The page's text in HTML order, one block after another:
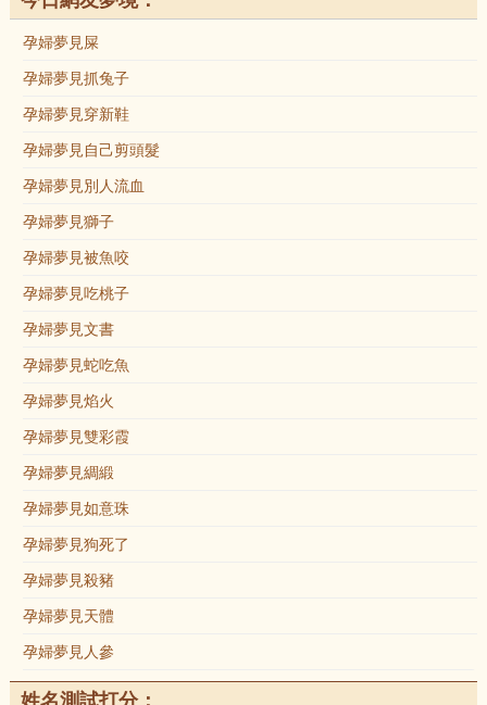
孕婦夢見屎
孕婦夢見抓兔子
孕婦夢見穿新鞋
孕婦夢見自己剪頭髮
孕婦夢見別人流血
孕婦夢見獅子
孕婦夢見被魚咬
孕婦夢見吃桃子
孕婦夢見文書
孕婦夢見蛇吃魚
孕婦夢見焰火
孕婦夢見雙彩霞
孕婦夢見綢緞
孕婦夢見如意珠
孕婦夢見狗死了
孕婦夢見殺豬
孕婦夢見天體
孕婦夢見人參
姓名測試打分：